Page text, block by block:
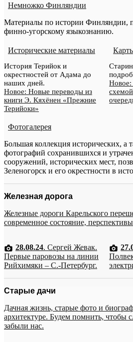
Немножко Финляндии
Материалы по истории Финляндии,
финно-угорскому языкознанию.
Исторические материалы
История Терийок и
окрестностей от Адама до
наших дней.
Новое: Новые переводы из
книги Э. Кяхёнен «Прежние
Терийоки»
Новое:
Фотогалерея
Большая коллекция исторических, а
фотографий сохранившихся и
сооружений, исторических мест,
Зеленогорск и его окрестности в
Железная дорога
Железные дороги Карельского
современное состояние,
28.08.24. Сергей Жевак.
Первые паровозы на линии
Рийхимяки – С.-Петербург.
Старые дачи
Дачная жизнь, старые фото и
архитектуре. Будем помнить, чтобы
забыли нас.